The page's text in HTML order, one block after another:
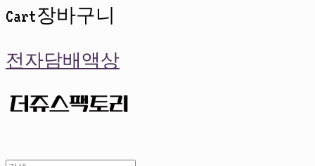
Cart장바구니
전자담배액상